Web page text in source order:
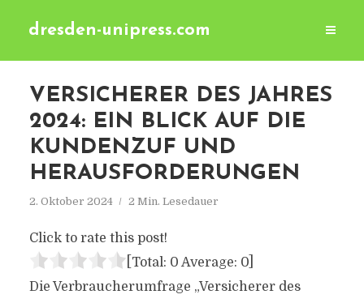
dresden-unipress.com
VERSICHERER DES JAHRES
2024: EIN BLICK AUF DIE
KUNDENZUF UND
HERAUSFORDERUNGEN
2. Oktober 2024 2 Min. Lesedauer
Click to rate this post!
[Total: 0 Average: 0]
Die Verbraucherumfrage „Versicherer des